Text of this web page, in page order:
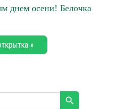
днем осени! Белочка
»